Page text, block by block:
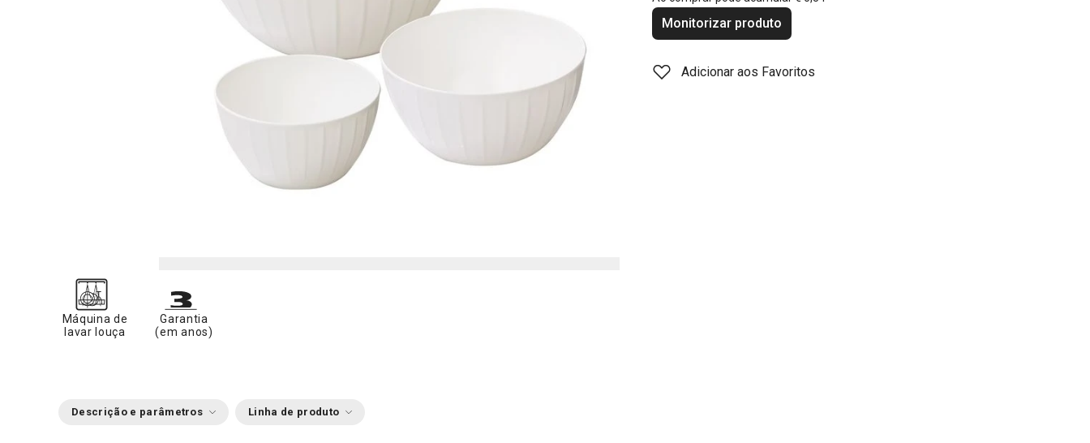
Monitorizar produto
Adicionar aos Favoritos
Máquina de
lavar louça
Garantia
(em anos)
Descrição e parâmetros Linha de produto